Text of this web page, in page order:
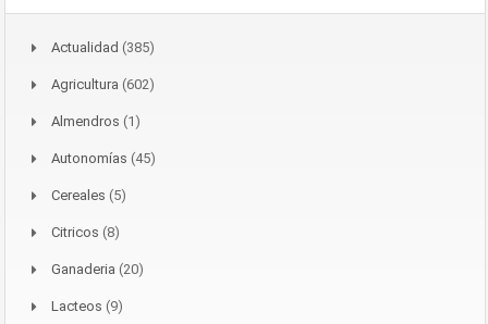
Actualidad (385)
Agricultura (602)
Almendros (1)
Autonomías (45)
Cereales (5)
Citricos (8)
Ganaderia (20)
Lacteos (9)